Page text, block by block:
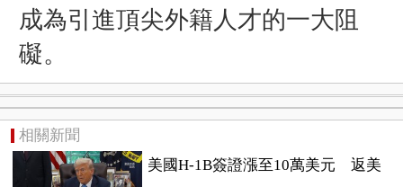
成為引進頂尖外籍人才的一大阻
礙。
相關新聞
美國H-1B簽證漲至10萬美元 返美